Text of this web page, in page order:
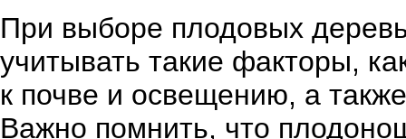
При выборе плодовых
учитывать такие факторы,
к почве и освещению, а
Важно помнить, что